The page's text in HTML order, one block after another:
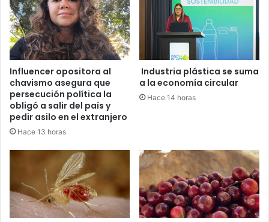
Influencer opositora al
chavismo asegura que
persecución política la
obligó a salir del país y
pedir asilo en el extranjero
Hace 13 horas
Industria plástica se suma
a la economía circular
Hace 14 horas